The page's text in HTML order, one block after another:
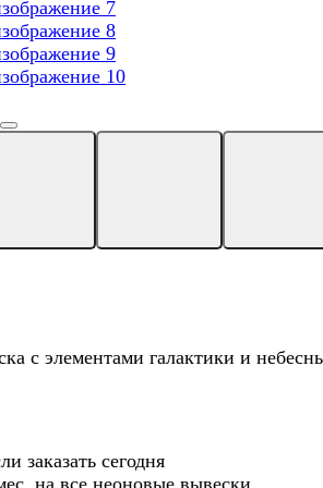
с элементами галактики и
заказать сегодня